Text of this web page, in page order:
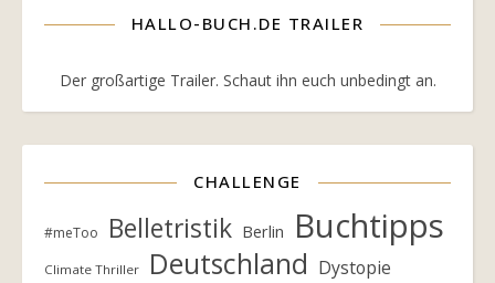
HALLO-BUCH.DE TRAILER
Der großartige Trailer. Schaut ihn euch unbedingt an.
CHALLENGE
#meToo Belletristik Berlin Buchtipps
Climate Thriller Deutschland Dystopie